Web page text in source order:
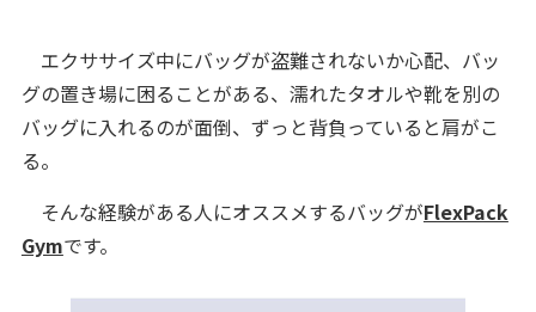
エクササイズ中にバッグが盗難されないか心配、バッ
グの置き場に困ることがある、濡れたタオルや靴を別の
バッグに入れるのが面倒、ずっと背負っていると肩がこ
る。
そんな経験がある人にオススメするバッグがFlexPack
Gymです。